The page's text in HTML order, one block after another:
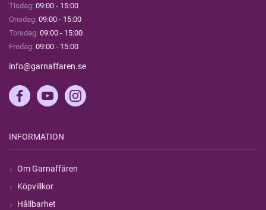
Tisdag: 09:00 - 15:00
Onsdag: 09:00 - 15:00
Torsdag: 09:00 - 15:00
Fredag: 09:00 - 15:00
info@garnaffaren.se
INFORMATION
Om Garnaffären
Köpvillkor
Hållbarhet